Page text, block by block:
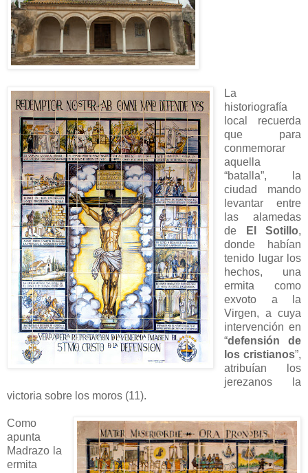
La
historiografía
local recuerda
que para
conmemorar
aquella
“batalla”, la
ciudad mando
levantar entre
las alamedas
de
El Sotillo,
donde habían
tenido lugar los
hechos, una
ermita como
exvoto a la
Virgen, a cuya
intervención en
“defensión de
los cristianos”,
atribuían los
jerezanos la
victoria sobre los moros (11).
Como
apunta
Madrazo la
ermita